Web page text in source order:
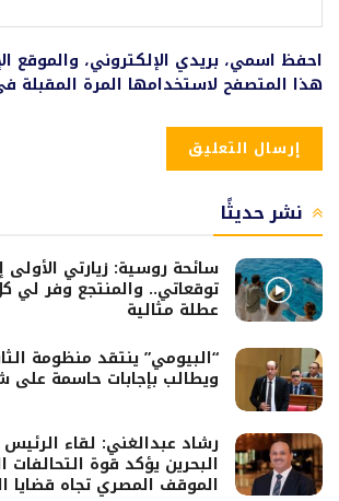
احفظ اسمي، بريدي الإلكتروني، والموقع
هذا المتصفح لاستخدامها المرة المقبلة
نشر حديثًا
سائحة روسية: زيارتي
توقعاتي.. والمنتجع وفر لي
عطلة مثالية
“البيومي” ينتقد منظومة
ويطالب بإجابات حاسمة على
رشاد عبدالغني: لقاء
البحرين يؤكد قوة التحالفات
الموقف المصري تجاه قضايا